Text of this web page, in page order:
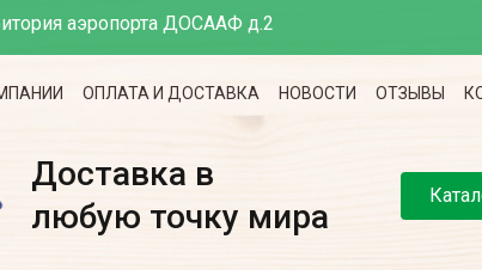
аэропорта ДОСААФ д.2
ОПЛАТА И ДОСТАВКА НОВОСТИ ОТЗЫВЫ
Доставка в
любую точку мира